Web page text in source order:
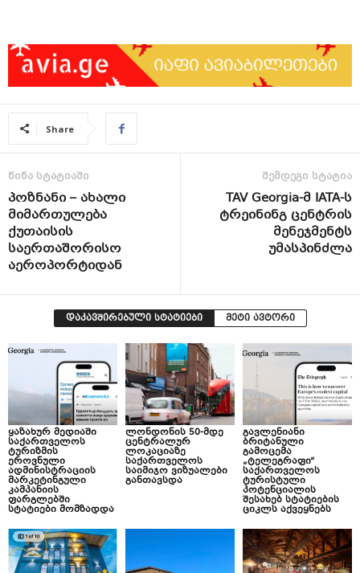
Share
წინა სტატიაში
პოზნანი – ახალი
მიმართულება
ქუთაისის
საერთაშორისო
აეროპორტიდან
შემდეგი სტატია
TAV Georgia-მ IATA-ს
ტრეინინგ ცენტრის
მენეჯმენტს
უმასპინძლა
დაკავშირებული სტატიები მეტი ავტორი
ყაზახურ მედიაში
საქართველოს
ტურიზმის
ეროვნული
ადმინისტრაციის
მარკეტინგული
კამპანიის
ფარგლებში
სტატიები მომზადდა
ლონდონის 50-მდე
ცენტრალურ
ლოკაციაზე
საქართველოს
საიმიჯო ვიზუალები
განთავსდა
გავლენიანი
ბრიტანული
გამოცემა
„ტელეგრაფი“
საქართველოს
ტურისტული
პოტენციალის
შესახებ სტატიების
ციკლს აქვეყნებს